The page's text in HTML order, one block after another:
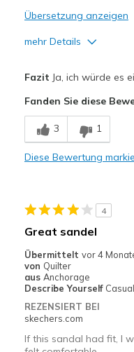
Übersetzung anzeigen
mehr Details
Comfortable
Stylish
Special Occasions
Width
Sizing
Fazit Ja, ich würde es
Fanden Sie diese
3 1
Diese Bewertung
4
Great sandel
Übermittelt vor 4
von Quilter
aus Anchorage
Describe Yourself Casual
REZENSIERT BEI
skechers.com
If this sandal had fit, I